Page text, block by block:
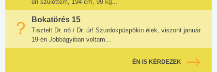
én születtem, 194 cm, 99 kg...
Bokatörés 15
Tisztelt Dr. nő / Dr. úr! Szurdokpüspökin élek, viszont január
19-én Jobbágyiban voltam...
ÉN IS KÉRDEZEK